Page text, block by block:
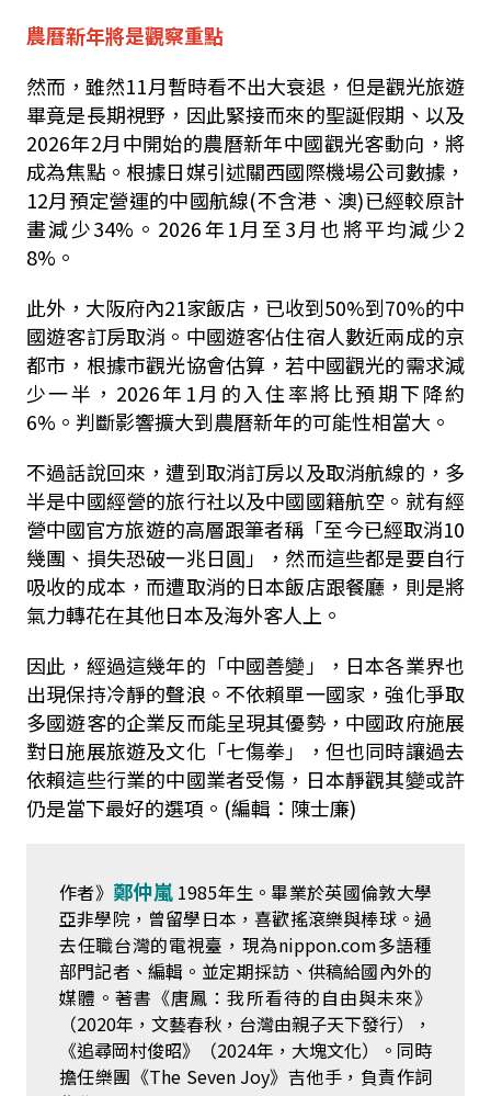
農曆新年將是觀察重點
然而，雖然11月暫時看不出大衰退，但是觀光旅遊
畢竟是長期視野，因此緊接而來的聖誕假期、以及
2026年2月中開始的農曆新年中國觀光客動向，將
成為焦點。根據日媒引述關西國際機場公司數據，
12月預定營運的中國航線(不含港、澳)已經較原計
畫減少34% 。 2026年1月至3月也將平均減少2
8% 。
此外，大阪府內21家飯店，已收到50%到70%的中
國遊客訂房取消。中國遊客佔住宿人數近兩成的京
都市，根據市觀光協會估算，若中國觀光的需求減
少一半， 2026年 1月的入住率將比預期下降約
6% 。判斷影響擴大到農曆新年的可能性相當大。
不過話說回來，遭到取消訂房以及取消航線的，多
半是中國經營的旅行社以及中國國籍航空。就有經
營中國官方旅遊的高層跟筆者稱「至今已經取消10
幾團、損失恐破一兆日圓」，然而這些都是要自行
吸收的成本，而遭取消的日本飯店跟餐廳，則是將
氣力轉花在其他日本及海外客人上。
因此，經過這幾年的「中國善變」，日本各業界也
出現保持冷靜的聲浪。不依賴單一國家，強化爭取
多國遊客的企業反而能呈現其優勢，中國政府施展
對日施展旅遊及文化「七傷拳」，但也同時讓過去
依賴這些行業的中國業者受傷，日本靜觀其變或許
仍是當下最好的選項。 (編輯：陳士廉)
作者》 鄭仲嵐 1985年生。畢業於英國倫敦大學
亞非學院，曾留學日本，喜歡搖滾樂與棒球。過
去任職台灣的電視臺，現為nippon.com多語種
部門記者、編輯。並定期採訪、供稿給國內外的
媒體。著書《唐鳳：我所看待的自由與未來》
（2020年，文藝春秋，台灣由親子天下發行），
《追尋岡村俊昭》（2024年，大塊文化）。同時
擔任樂團《The Seven Joy》吉他手，負責作詞